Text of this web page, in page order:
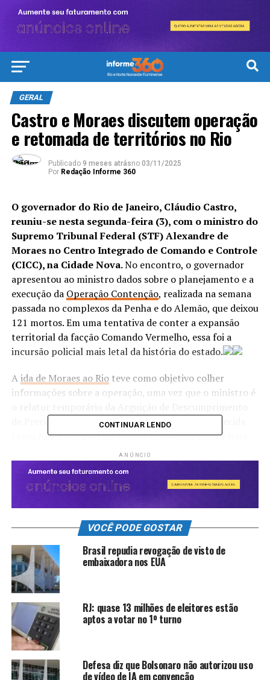
GERAL
Castro e Moraes discutem operação
e retomada de territórios no Rio
Publicado 9 meses atrásno 03/11/2025
Por Redação Informe 360
O governador do Rio de Janeiro, Cláudio Castro,
reuniu-se nesta segunda-feira (3), com o ministro do
Supremo Tribunal Federal (STF) Alexandre de
Moraes no Centro Integrado de Comando e Controle
(CICC), na Cidade Nova.No encontro, o governador
apresentou ao ministro dados sobre o planejamento e a
execução da Operação Contenção, realizada na semana
passada no complexos da Penha e do Alemão, que deixou
121 mortos. Em uma tentativa de conter a expansão
territorial da facção Comando Vermelho, essa foi a
incursão policial mais letal da história do estado.
Aida de Moraes ao Rioteve como objetivo colher
informações sobre a operação, uma vez que o ministro é
de Preceito Fundamental (ADPF) 635, mais conhecida
ADPF das Favelas. A ação estabelece regras para
diminuir a letalidade policial no Rio de Janeiro. Entre as
regras da ADPF estão o uso proporcional da força
policial, câmeras nas viaturas e a elaboração de um
plano de reocupação de territórios invadidos pelas
organizações criminosas.De acordo com o governo do
estado, o relatório sobre o cumprimento da ADPF
será encaminhado ao STF.
Moraes também visitou a Sala de Inteligência e Controle
do CICC, onde está instalado o sistema de
reconhecimento facial e das câmeras operacionais
portáteis usadas pela Polícia Militar, com
acompanhamento em tempo real dos deslocamentos em
todo o território fluminense. O CICC é o principal polo
de integração das forças de segurança do estado. Atua
no monitoramento em tempo real de ocorrências,
CONTINUAR LENDO
ANÚNCIO
VOCÊ PODE GOSTAR
Brasil repudia revogação de visto de
embaixadora nos EUA
RJ: quase 13 milhões de eleitores estão
aptos a votar no 1º turno
Defesa diz que Bolsonaro não autorizou uso
de vídeo de IA em convenção